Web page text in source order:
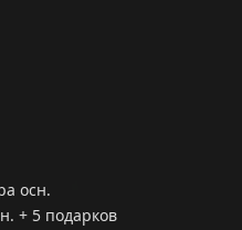
осн.
+ 5 подарков